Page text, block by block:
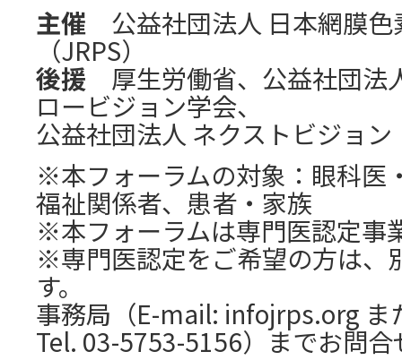
主催 公益社団法人 日本網膜色
（JRPS）
後援 厚生労働省、公益社団法
ロービジョン学会、
公益社団法人 ネクストビジョン
※本フォーラムの対象：眼科医
福祉関係者、患者・家族
※本フォーラムは専門医認定事
※専門医認定をご希望の方は、
す。
事務局（E-mail: infojrps.org ま
Tel. 03-5753-5156）までお問